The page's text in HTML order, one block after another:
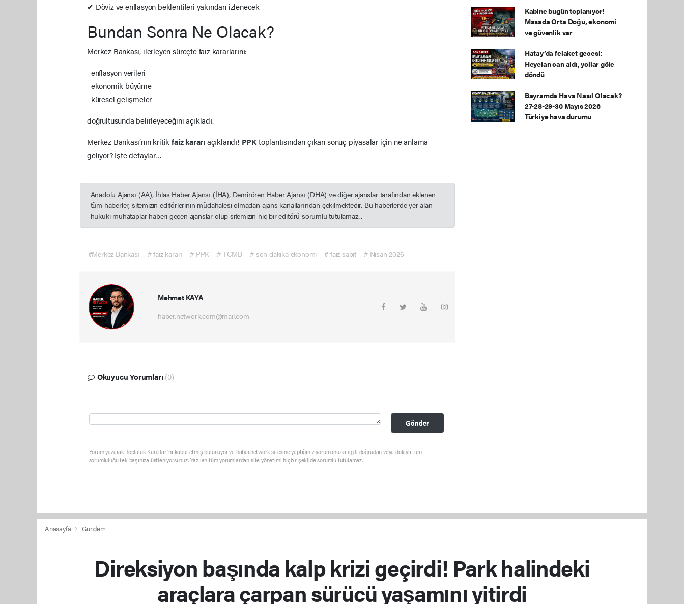
✔ Döviz ve enflasyon beklentileri yakından izlenecek
Bundan Sonra Ne Olacak?
Merkez Bankası, ilerleyen süreçte faiz kararlarını:
enflasyon verileri
ekonomik büyüme
küresel gelişmeler
doğrultusunda belirleyeceğini açıkladı.
Merkez Bankası’nın kritikfaiz kararıaçıklandı! PPKtoplantısından çıkan sonuç piyasalar için ne anlama
geliyor? İşte detaylar…
Anadolu Ajansı (AA), İhlas Haber Ajansı (İHA), Demirören Haber Ajansı (DHA) ve diğer ajanslar tarafından eklenen
tüm haberler, sitemizin editörlerinin müdahalesi olmadan ajans kanallarından çekilmektedir. Bu haberlerde yer alan
hukuki muhataplar haberi geçen ajanslar olup sitemizin hiç bir editörü sorumlu tutulamaz...
#Merkez Bankası # faiz kararı # PPK # TCMB # son dakika ekonomi # faiz sabit # Nisan 2026
Mehmet KAYA
haber.network.com@mail.com
Okuyucu Yorumları (0)
Gönder
Yorum yazarak Topluluk Kuralları’nı kabul etmiş bulunuyor ve haber.network sitesine yaptığınız yorumunuzla ilgili doğrudan veya dolaylı tüm
sorumluluğu tek başınıza üstleniyorsunuz. Yazılan tüm yorumlardan site yönetimi hiçbir şekilde sorumlu tutulamaz.
Kabine bugün toplanıyor!
Masada Orta Doğu, ekonomi
ve güvenlik var
Hatay’da felaket gecesi:
Heyelan can aldı, yollar göle
döndü
Bayramda Hava Nasıl Olacak?
27-28-29-30 Mayıs 2026
Türkiye hava durumu
Anasayfa Gündem
Direksiyon başında kalp krizi geçirdi! Park halindeki
araçlara çarpan sürücü yaşamını yitirdi